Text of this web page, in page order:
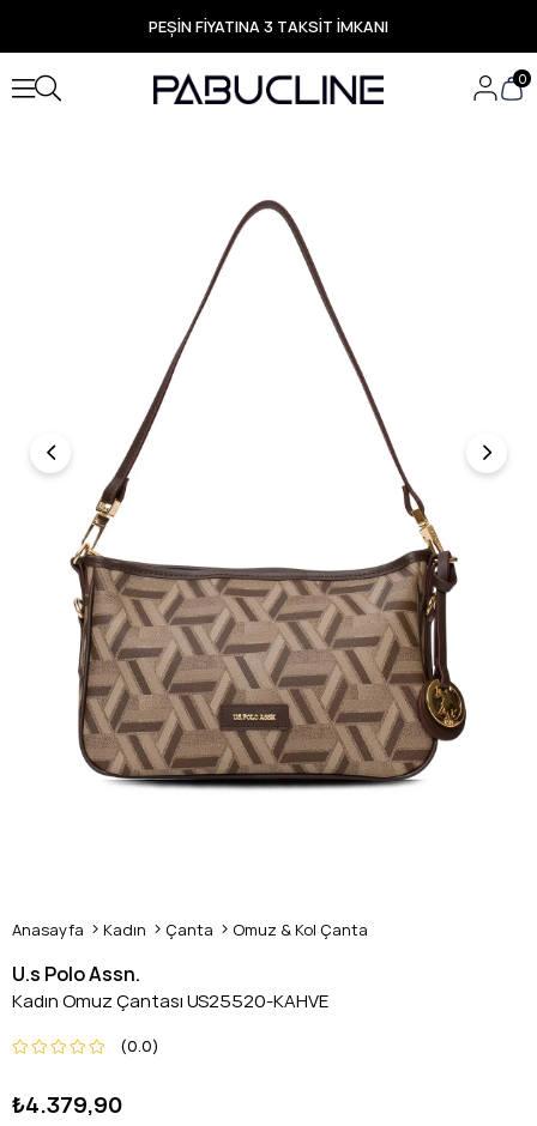
PEŞİN FİYATINA 3 TAKSİT İMKANI
TÜM ÜRÜNLERDE ÜCRETSİZ KARGO
Yeni Sezon Ürünlerde Özel Fırsatlar
Seçili Ürünlerde Hızlı Teslimat
0
Anasayfa Kadın Çanta Omuz & Kol Çanta
U.s Polo Assn.
Kadın Omuz Çantası US25520-KAHVE
0.0
₺4.379,90